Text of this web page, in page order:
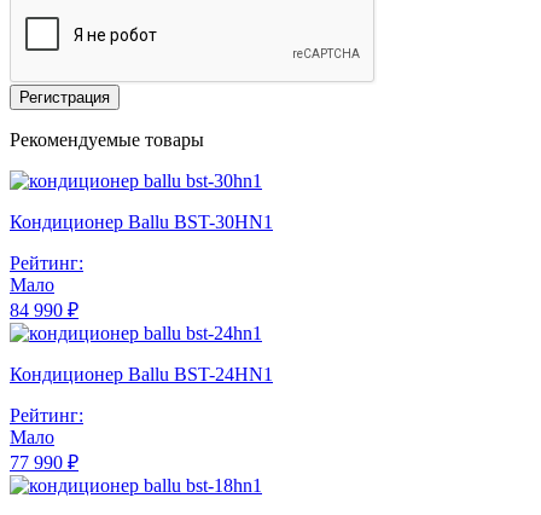
Регистрация
Рекомендуемые товары
Кондиционер Ballu BST-30HN1
Рейтинг:
Мало
84 990 ₽
Кондиционер Ballu BST-24HN1
Рейтинг:
Мало
77 990 ₽